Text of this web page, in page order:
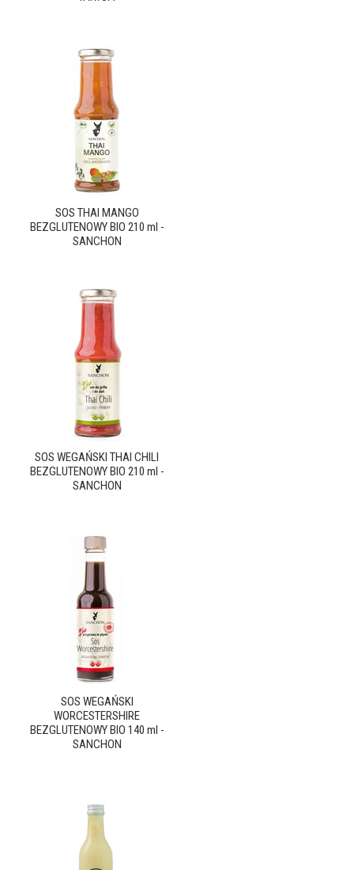
SOS THAI MANGO
BEZGLUTENOWY BIO 210 ml -
SANCHON
SOS WEGAŃSKI THAI CHILI
BEZGLUTENOWY BIO 210 ml -
SANCHON
SOS WEGAŃSKI
WORCESTERSHIRE
BEZGLUTENOWY BIO 140 ml -
SANCHON